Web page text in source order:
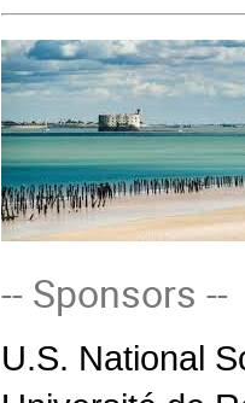
-- Sponsors --
U.S. National